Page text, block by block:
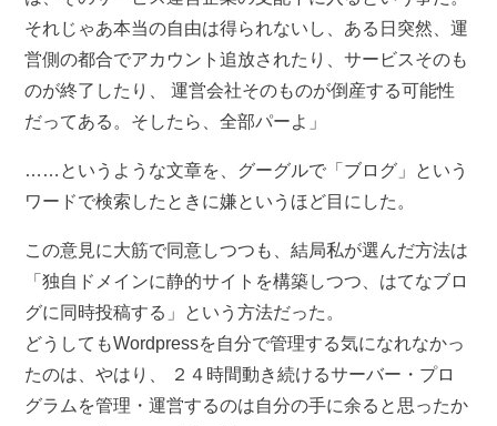
それじゃあ本当の自由は得られないし、ある日突然、運
営側の都合でアカウント追放されたり、サービスそのも
のが終了したり、 運営会社そのものが倒産する可能性
だってある。そしたら、全部パーよ」
……というような文章を、グーグルで「ブログ」という
ワードで検索したときに嫌というほど目にした。
この意見に大筋で同意しつつも、結局私が選んだ方法は
「独自ドメインに静的サイトを構築しつつ、はてなブロ
グに同時投稿する」という方法だった。
どうしてもWordpressを自分で管理する気になれなかっ
たのは、やはり、 ２４時間動き続けるサーバー・プロ
グラムを管理・運営するのは自分の手に余ると思ったか